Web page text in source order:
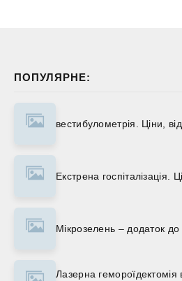
ПОПУЛЯРНЕ:
вестибулометрія. Ціни,
Екстрена госпіталізація.
Мікрозелень – додаток
Лазерна гемороїдектомія